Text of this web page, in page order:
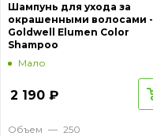
Шампунь для ухода за
окрашенными волосами -
Goldwell Elumen Color
Shampoo
Мало
2 190 ₽
Объем — 250